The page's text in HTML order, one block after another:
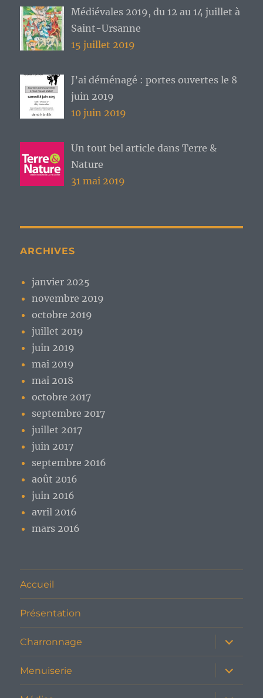
Médiévales 2019, du 12 au 14 juillet à
Saint-Ursanne
15 juillet 2019
J’ai déménagé : portes ouvertes le 8
juin 2019
10 juin 2019
Un tout bel article dans Terre &
Nature
31 mai 2019
ARCHIVES
janvier 2025
novembre 2019
octobre 2019
juillet 2019
juin 2019
mai 2019
mai 2018
octobre 2017
septembre 2017
juillet 2017
juin 2017
septembre 2016
août 2016
juin 2016
avril 2016
mars 2016
Accueil
Présentation
Charronnage
ouvrir
le
sous-
menu
Menuiserie
ouvrir
le
sous-
menu